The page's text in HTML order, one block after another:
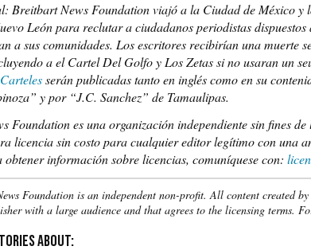
Breitbart News Foundation viajó a la Ciudad de México y
León para reclutar a ciudadanos periodistas
a sus comunidades. Los escritores recibirían una muerte
a el Cartel Del Golfo y Los Zetas si no usaran un
serán publicadas tanto en inglés como en su
y por “J.C. Sanchez” de Tamaulipas.
Foundation es una organización independiente sin fines
licencia sin costo para cualquier editor legítimo con una
obtener información sobre licencias, comuníquese con:
Foundation is an independent non-profit. All content created
with a large audience and that agrees to the licensing terms.